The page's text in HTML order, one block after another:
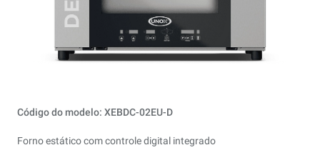
Código do modelo: XEBDC-02EU-D
Forno estático com controle digital integrado